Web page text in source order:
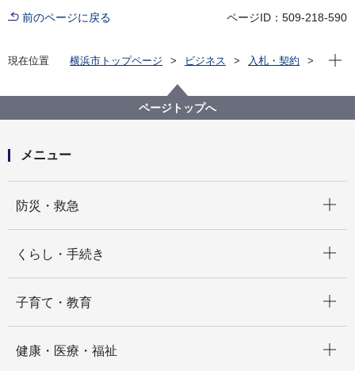
前のページに戻る ページID：509-218-590
現在位置 横浜市トップページ ビジネス
入札・契約
【入札結果掲載】【公募型指名競争入札】市立学校プ
ール清掃業務委託（その１）
現在
ページトップへ
メニュー
防災・救急
くらし・手続き
子育て・教育
健康・医療・福祉